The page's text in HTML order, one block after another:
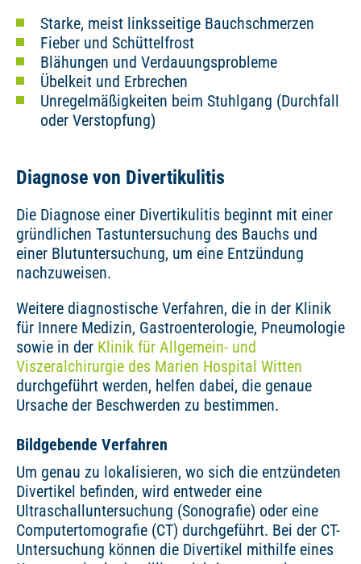
Starke, meist linksseitige Bauchschmerzen
Fieber und Schüttelfrost
Blähungen und Verdauungsprobleme
Übelkeit und Erbrechen
Unregelmäßigkeiten beim Stuhlgang (Durchfall
oder Verstopfung)
Diagnose von Divertikulitis
Die Diagnose einer Divertikulitis beginnt mit einer
gründlichen Tastuntersuchung des Bauchs und
einer Blutuntersuchung, um eine Entzündung
nachzuweisen.
Weitere diagnostische Verfahren, die in der Klinik
für Innere Medizin, Gastroenterologie, Pneumologie
sowie in der Klinik für Allgemein- und
Viszeralchirurgie des Marien Hospital Witten
durchgeführt werden, helfen dabei, die genaue
Ursache der Beschwerden zu bestimmen.
Bildgebende Verfahren
Um genau zu lokalisieren, wo sich die entzündeten
Divertikel befinden, wird entweder eine
Ultraschalluntersuchung (Sonografie) oder eine
Computertomografie (CT) durchgeführt. Bei der CT-
Untersuchung können die Divertikel mithilfe eines